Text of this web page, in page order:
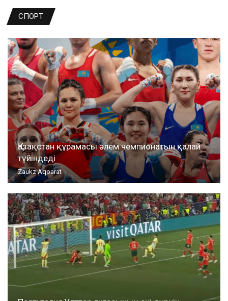
СПОРТ
Қазақстан құрамасы әлем чемпионатын қалай
түйіндеді
Zaukz Aqparat